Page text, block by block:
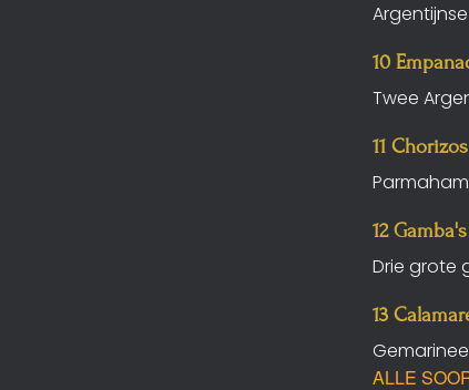
10
Twee
11
12
Drie grote
13
ALLE